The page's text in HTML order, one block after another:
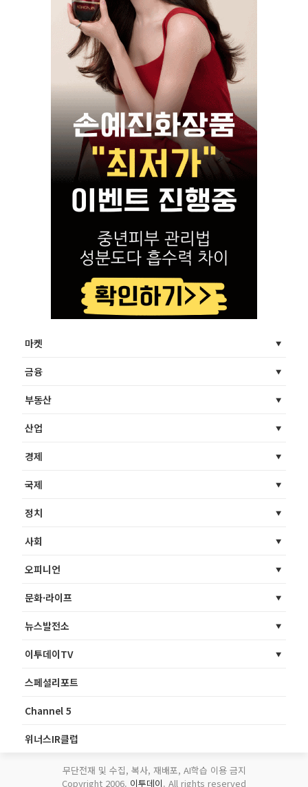
마켓
금융
부동산
산업
경제
국제
정치
사회
오피니언
문화·라이프
뉴스발전소
이투데이TV
스페셜리포트
Channel 5
위너스IR클럽
무단전재 및 수집, 복사, 재배포, AI학습 이용 금지
Copyright 2006. 이투데이. All rights reserved